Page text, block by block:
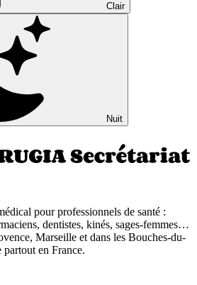
Clair
Nuit
pour professionnels de santé :
dentistes, kinés, sages-femmes…
Marseille et dans les Bouches-du-
en France.